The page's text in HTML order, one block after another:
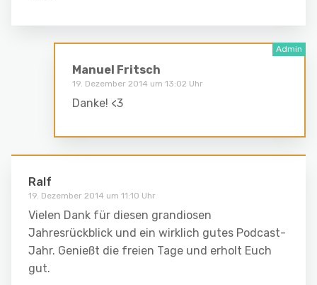
Manuel Fritsch
19. Dezember 2014 um 13:02 Uhr
Danke! <3
Ralf
19. Dezember 2014 um 11:10 Uhr
Vielen Dank für diesen grandiosen
Jahresrückblick und ein wirklich gutes Podcast-
Jahr. Genießt die freien Tage und erholt Euch
gut.